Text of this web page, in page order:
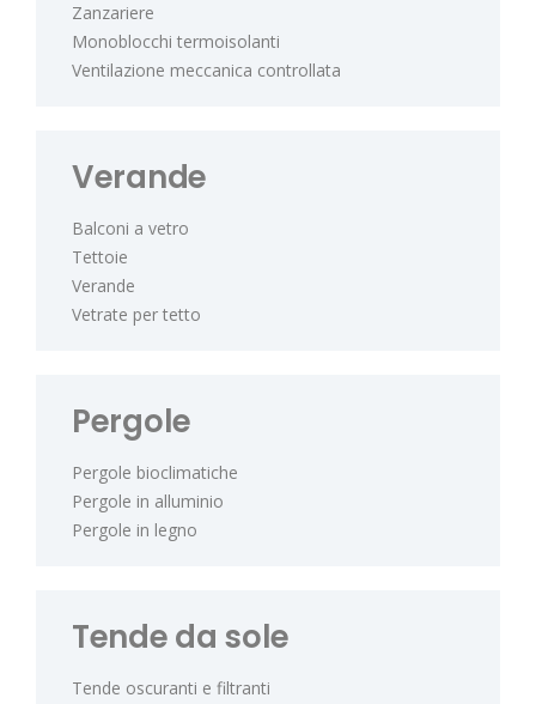
Zanzariere
Monoblocchi termoisolanti
Ventilazione meccanica controllata
Verande
Balconi a vetro
Tettoie
Verande
Vetrate per tetto
Pergole
Pergole bioclimatiche
Pergole in alluminio
Pergole in legno
Tende da sole
Tende oscuranti e filtranti